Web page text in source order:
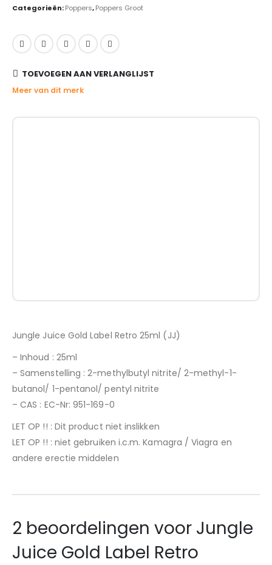
Categorieën:Poppers,Poppers Groot
TOEVOEGEN AAN VERLANGLIJST
Meer van dit merk
Jungle Juice Gold Label Retro 25ml (JJ)
– Inhoud : 25ml
– Samenstelling : 2-methylbutyl nitrite/ 2-methyl-1-
butanol/ 1-pentanol/ pentyl nitrite
– CAS : EC-Nr: 951-169-0
LET OP !! : Dit product niet inslikken
LET OP !! : niet gebruiken i.c.m. Kamagra / Viagra en
andere erectie middelen
2 beoordelingen voor Jungle
Juice Gold Label Retro